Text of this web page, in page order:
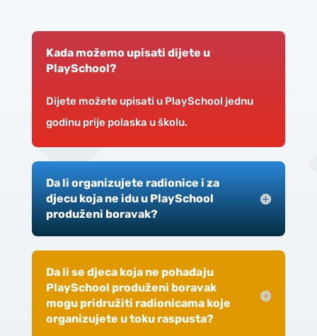
Kada možemo upisati dijete u
PlaySchool?
Dijete možete upisati u PlaySchool jednu
godinu prije polaska u školu.
Da li organizujete radionice i za
djecu koja ne idu u PlaySchool
produženi boravak?
Da li se djeca koja ne pohađaju
PlaySchool produženi boravak
mogu pridružiti radionicama koje
organizujete u toku raspusta?